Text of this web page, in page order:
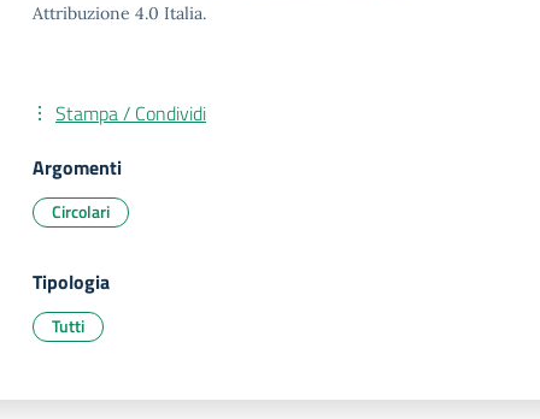
Attribuzione 4.0 Italia.
Stampa / Condividi
Argomenti
Circolari
Tipologia
Tutti